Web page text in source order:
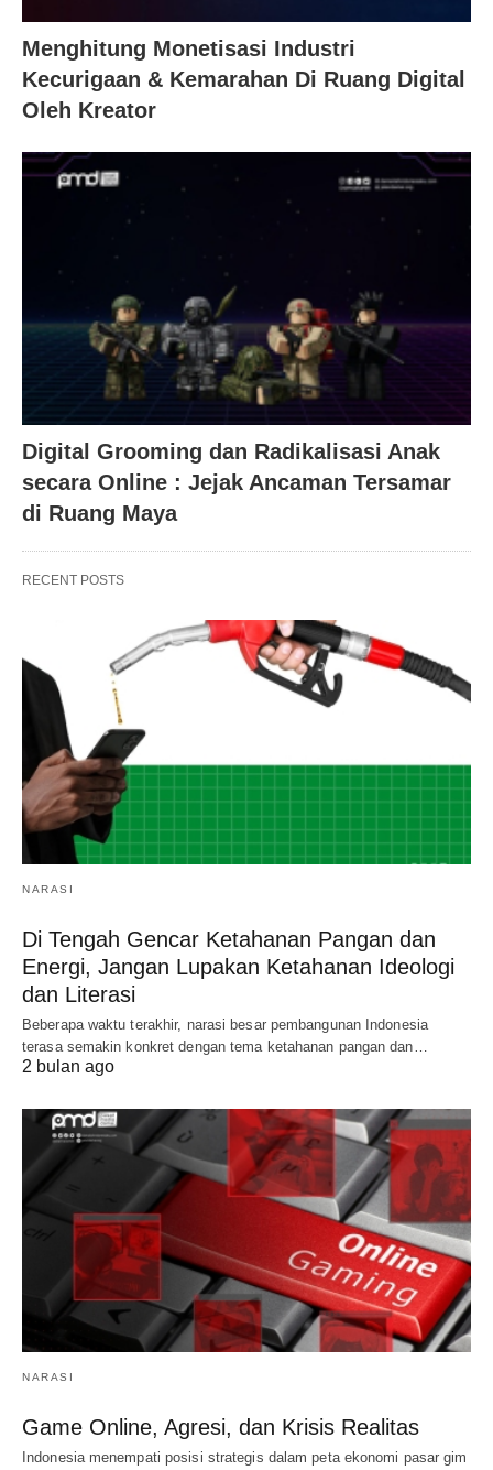
Menghitung Monetisasi Industri
Kecurigaan & Kemarahan Di Ruang Digital
Oleh Kreator
Digital Grooming dan Radikalisasi Anak
secara Online : Jejak Ancaman Tersamar
di Ruang Maya
RECENT POSTS
NARASI
Di Tengah Gencar Ketahanan Pangan dan
Energi, Jangan Lupakan Ketahanan Ideologi
dan Literasi
Beberapa waktu terakhir, narasi besar pembangunan Indonesia
terasa semakin konkret dengan tema ketahanan pangan dan…
2 bulan ago
NARASI
Game Online, Agresi, dan Krisis Realitas
Indonesia menempati posisi strategis dalam peta ekonomi pasar gim